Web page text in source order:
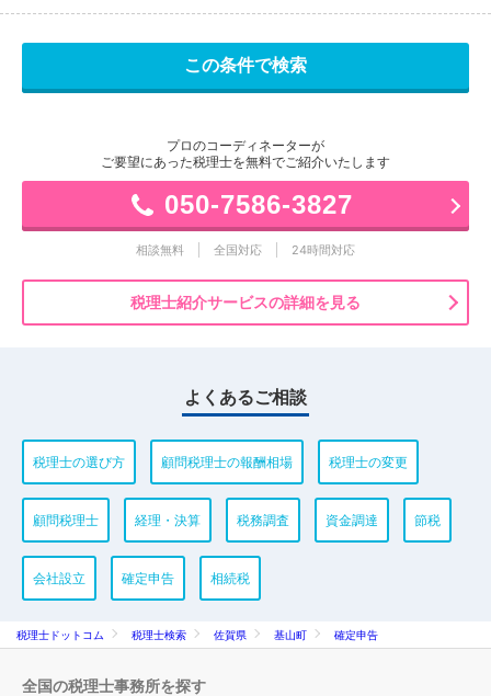
プロのコーディネーターが
ご要望にあった税理士を無料でご紹介いたします
050-7586-3827
相談無料 全国対応 24時間対応
税理士紹介サービスの詳細を見る
よくあるご相談
税理士の選び方 顧問税理士の報酬相場 税理士の変更
顧問税理士 経理・決算 税務調査 資金調達 節税
会社設立 確定申告 相続税
税理士ドットコム 税理士検索 佐賀県 基山町 確定申告
全国の税理士事務所を探す